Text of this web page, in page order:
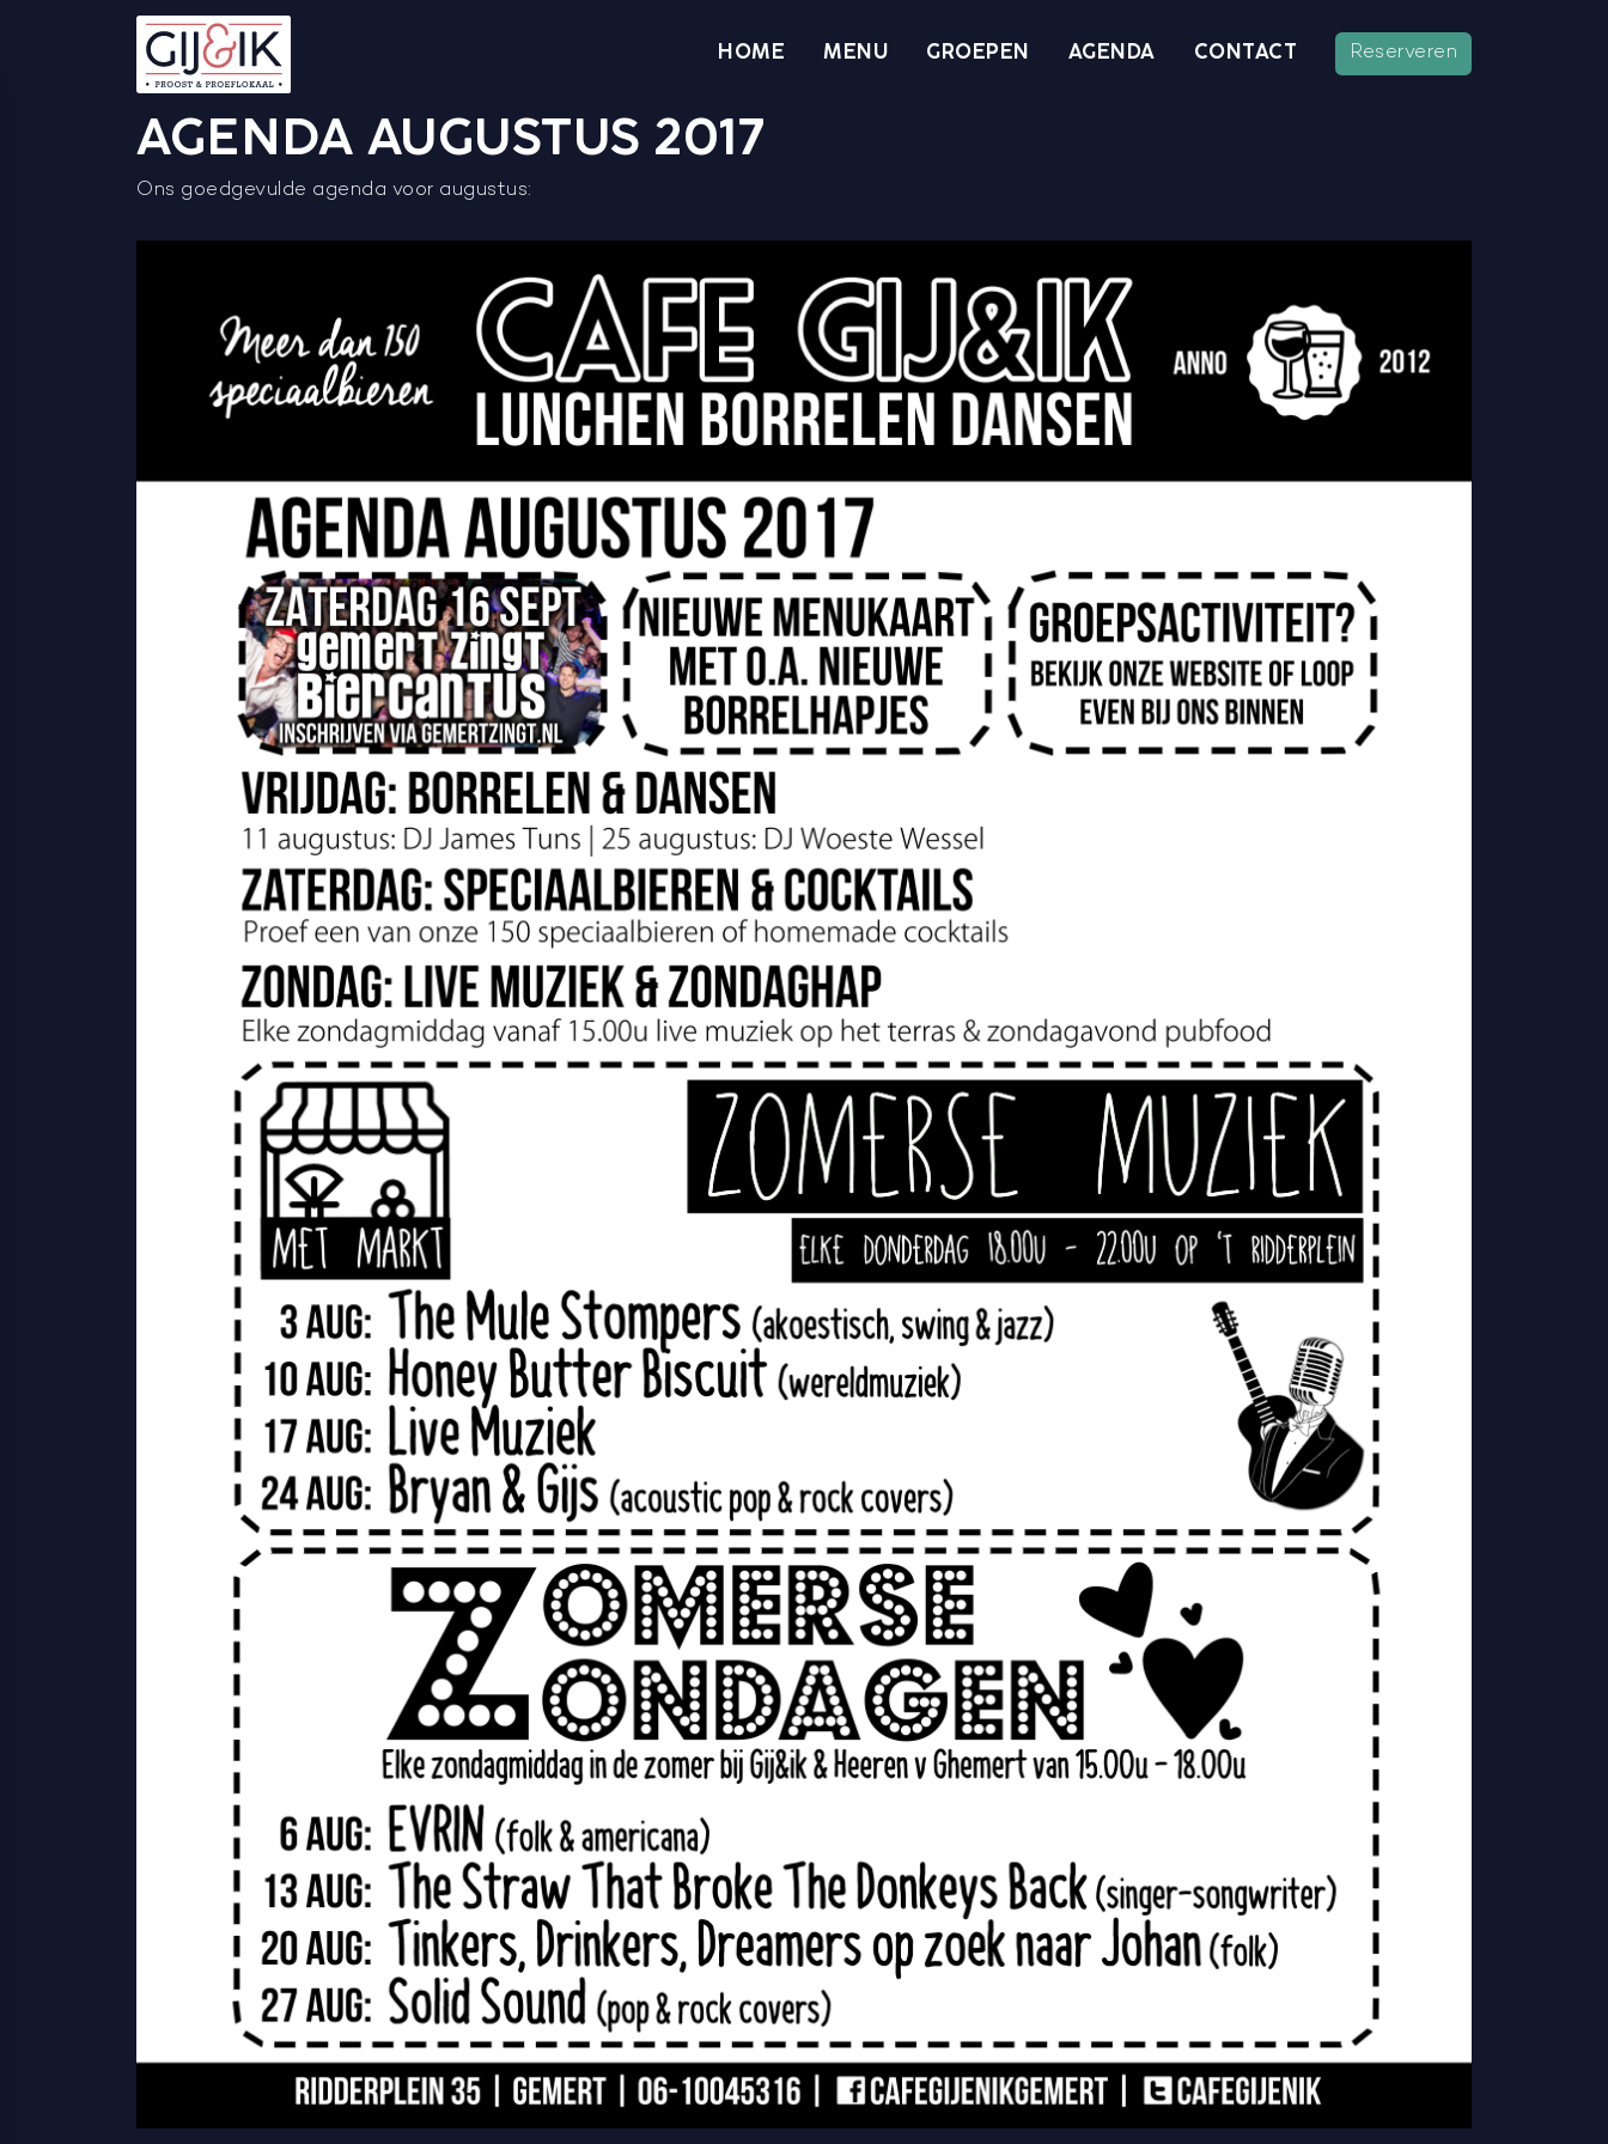
HOME MENU GROEPEN AGENDA CONTACT Reserveren
AGENDA AUGUSTUS 2017
Ons goedgevulde agenda voor augustus: